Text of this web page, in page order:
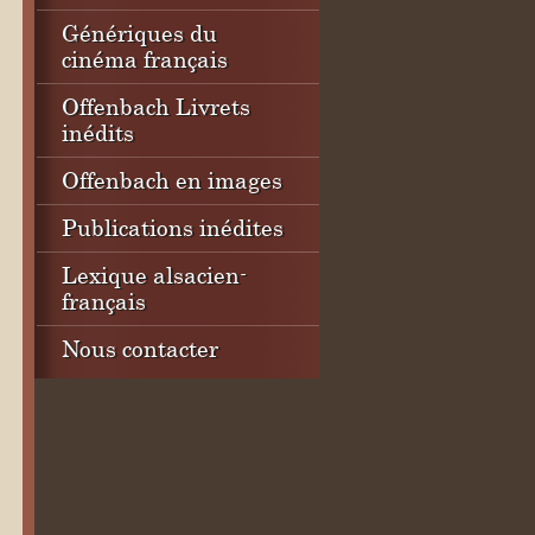
Génériques du
cinéma français
Offenbach Livrets
inédits
Offenbach en images
Publications inédites
Lexique alsacien-
français
Nous contacter